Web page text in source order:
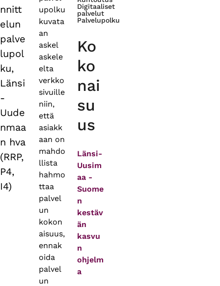
nnitt
elun
palve
lupol
ku,
Länsi
-
Uude
nmaa
n hva
(RRP,
P4,
I4)
upolku
kuvata
an
askel
askele
elta
verkko
sivuille
niin,
että
asiakk
aan on
mahdo
llista
hahmo
ttaa
palvel
un
kokon
aisuus,
ennak
oida
palvel
un
Digitaaliset
palvelut
Palvelupolku
Ko
ko
nai
su
us
Länsi-
Uusim
aa -
Suome
n
kestäv
än
kasvu
n
ohjelm
a